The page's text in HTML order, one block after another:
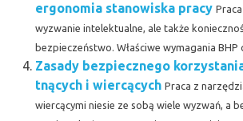
ergonomia stanowiska pracy
wyzwanie intelektualne, ale także
bezpieczeństwo. Właściwe wymagania BHP
Zasady bezpiecznego
tnących i wiercących Praca z
wiercącymi niesie ze sobą wiele wyzwań, a